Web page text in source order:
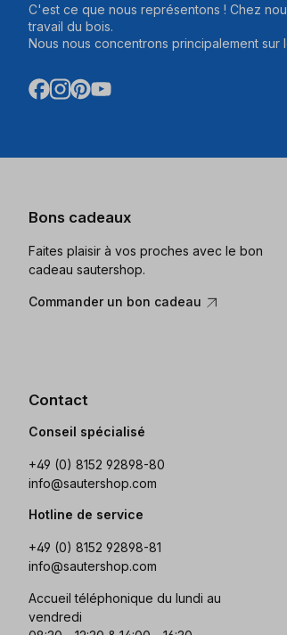
C'est ce que nous représentons ! Chez
travail du bois.
Nous nous concentrons principalement
Bons cadeaux
Faites plaisir à vos proches avec le bon
cadeau sautershop.
Commander un bon cadeau
Contact
Conseil spécialisé
+49 (0) 8152 92898-80
info@sautershop.com
Hotline de service
+49 (0) 8152 92898-81
info@sautershop.com
Accueil téléphonique du lundi au
vendredi